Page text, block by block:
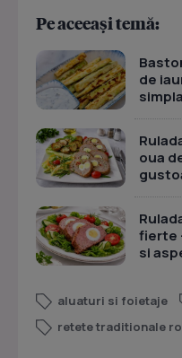
Pe aceeași temă:
de
oua
fierte
si
aluaturi si foietaje
retete traditionale